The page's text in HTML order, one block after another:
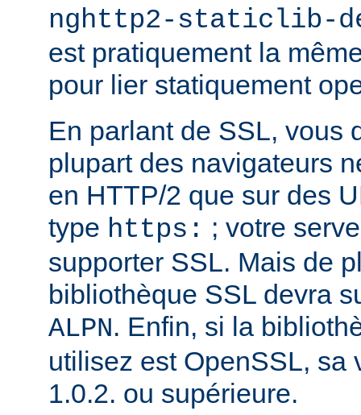
nghttp2-staticlib-
est pratiquement la
pour lier statiquement
En parlant de SSL, vous
plupart des navigateurs
en HTTP/2 que sur des
type https: ; votre
supporter SSL. Mais de
bibliothèque SSL devra
ALPN. Enfin, si la
utilisez est OpenSSL, sa
1.0.2. ou supérieure.